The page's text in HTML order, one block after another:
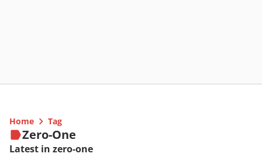
Home Tag
Zero-One
Latest in zero-one